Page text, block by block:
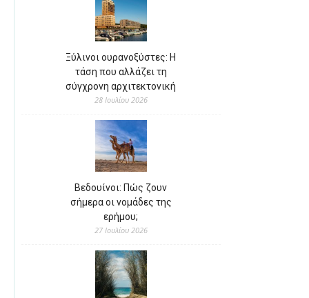
Ξύλινοι ουρανοξύστες: Η
τάση που αλλάζει τη
σύγχρονη αρχιτεκτονική
28 Ιουλίου 2026
Βεδουίνοι: Πώς ζουν
σήμερα οι νομάδες της
ερήμου;
27 Ιουλίου 2026